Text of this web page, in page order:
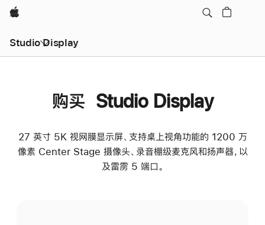
Apple
Studio Display
购买 Studio Display
27 英寸 5K 视网膜显示屏、支持桌上视角功能的 1200 万
像素 Center Stage 摄像头、录音棚级麦克风和扬声器，以
及雷雳 5 端口。